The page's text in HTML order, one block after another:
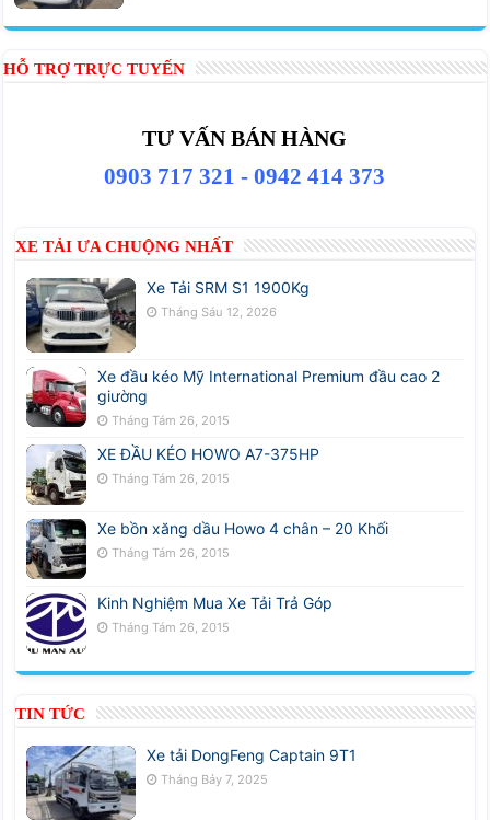
HỖ TRỢ TRỰC TUYẾN
TƯ VẤN BÁN HÀNG
0903 717 321 - 0942 414 373
XE TẢI ƯA CHUỘNG NHẤT
Xe Tải SRM S1 1900Kg
Tháng Sáu 12, 2026
Xe đầu kéo Mỹ International Premium đầu cao 2
giường
Tháng Tám 26, 2015
XE ĐẦU KÉO HOWO A7-375HP
Tháng Tám 26, 2015
Xe bồn xăng dầu Howo 4 chân – 20 Khối
Tháng Tám 26, 2015
Kinh Nghiệm Mua Xe Tải Trả Góp
Tháng Tám 26, 2015
TIN TỨC
Xe tải DongFeng Captain 9T1
Tháng Bảy 7, 2025